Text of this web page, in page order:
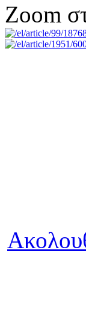
Zoom